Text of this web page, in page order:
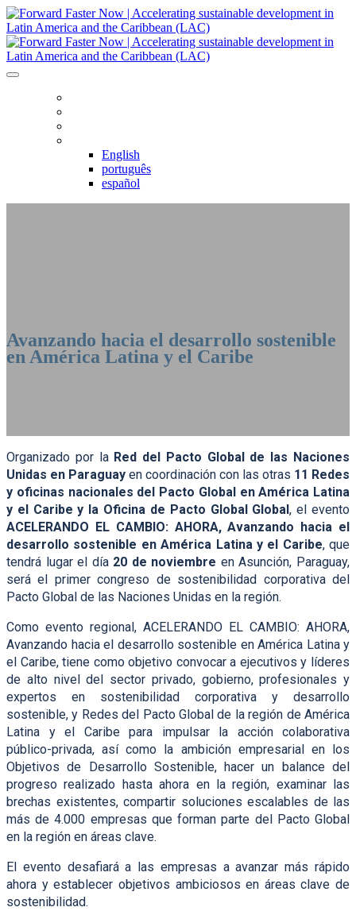
English
português
español
Avanzando hacia el desarrollo sostenible
en América Latina y el Caribe
Organizado por la Red del Pacto Global de las Naciones
Unidas en Paraguay en coordinación con las otras 11 Redes
y oficinas nacionales del Pacto Global en América Latina
y el Caribe y la Oficina de Pacto Global Global, el evento
ACELERANDO EL CAMBIO: AHORA, Avanzando hacia el
desarrollo sostenible en América Latina y el Caribe, que
tendrá lugar el día 20 de noviembre en Asunción, Paraguay,
será el primer congreso de sostenibilidad corporativa del
Pacto Global de las Naciones Unidas en la región.
Como evento regional, ACELERANDO EL CAMBIO: AHORA,
Avanzando hacia el desarrollo sostenible en América Latina y
el Caribe, tiene como objetivo convocar a ejecutivos y líderes
de alto nivel del sector privado, gobierno, profesionales y
expertos en sostenibilidad corporativa y desarrollo
sostenible, y Redes del Pacto Global de la región de América
Latina y el Caribe para impulsar la acción colaborativa
público-privada, así como la ambición empresarial en los
Objetivos de Desarrollo Sostenible, hacer un balance del
progreso realizado hasta ahora en la región, examinar las
brechas existentes, compartir soluciones escalables de las
más de 4.000 empresas que forman parte del Pacto Global
en la región en áreas clave.
El evento desafiará a las empresas a avanzar más rápido
ahora y establecer objetivos ambiciosos en áreas clave de
sostenibilidad.